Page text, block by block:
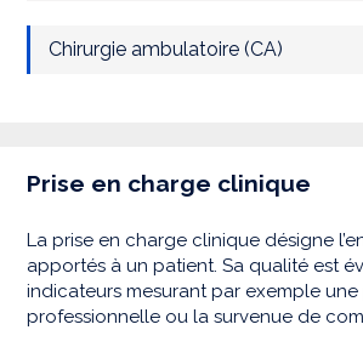
Chirurgie ambulatoire (CA)
Prise en charge clinique
La prise en charge clinique désigne
apportés à un patient. Sa qualité est
indicateurs mesurant par exemple
professionnelle ou la survenue de